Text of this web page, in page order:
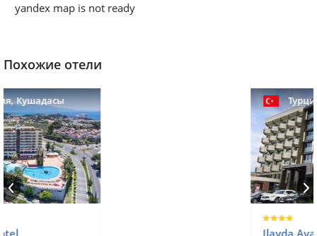
yandex map is not ready
Похожие отели